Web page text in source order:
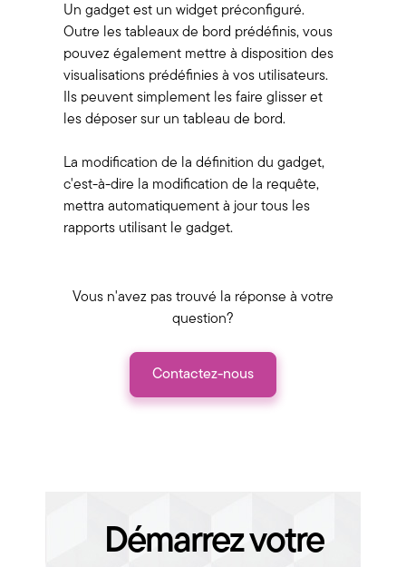
Un gadget est un widget préconfiguré.
Outre les tableaux de bord prédéfinis, vous
pouvez également mettre à disposition des
visualisations prédéfinies à vos utilisateurs.
Ils peuvent simplement les faire glisser et
les déposer sur un tableau de bord.
La modification de la définition du gadget,
c'est-à-dire la modification de la requête,
mettra automatiquement à jour tous les
rapports utilisant le gadget.
Vous n'avez pas trouvé la réponse à votre
question?
Contactez-nous
Démarrez votre